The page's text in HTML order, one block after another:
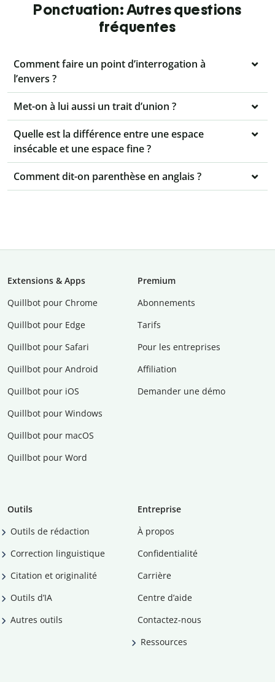
Ponctuation: Autres questions
fréquentes
Comment faire un point d’interrogation à
l’envers ?
Met-on à lui aussi un trait d’union ?
Quelle est la différence entre une espace
insécable et une espace fine ?
Comment dit-on parenthèse en anglais ?
Extensions & Apps
Quillbot pour Chrome
Quillbot pour Edge
Quillbot pour Safari
Quillbot pour Android
Quillbot pour iOS
Quillbot pour Windows
Quillbot pour macOS
Quillbot pour Word
Premium
Abonnements
Tarifs
Pour les entreprises
Affiliation
Demander une démo
Outils
Outils de rédaction
Correction linguistique
Citation et originalité
Outils d’IA
Autres outils
Entreprise
À propos
Confidentialité
Carrière
Centre d’aide
Contactez-nous
Ressources